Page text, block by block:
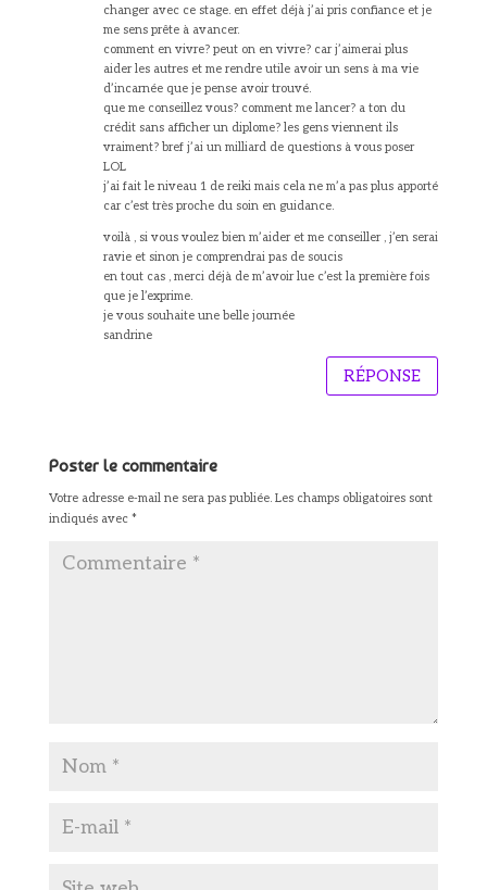
changer avec ce stage. en effet déjà j’ai pris confiance et je
me sens prête à avancer.
comment en vivre? peut on en vivre? car j’aimerai plus
aider les autres et me rendre utile avoir un sens à ma vie
d’incarnée que je pense avoir trouvé.
que me conseillez vous? comment me lancer? a ton du
crédit sans afficher un diplome? les gens viennent ils
vraiment? bref j’ai un milliard de questions à vous poser
LOL
j’ai fait le niveau 1 de reiki mais cela ne m’a pas plus apporté
car c’est très proche du soin en guidance.
voilà , si vous voulez bien m’aider et me conseiller , j’en serai
ravie et sinon je comprendrai pas de soucis
en tout cas , merci déjà de m’avoir lue c’est la première fois
que je l’exprime.
je vous souhaite une belle journée
sandrine
RÉPONSE
Poster le commentaire
Votre adresse e-mail ne sera pas publiée. Les champs obligatoires sont
indiqués avec *